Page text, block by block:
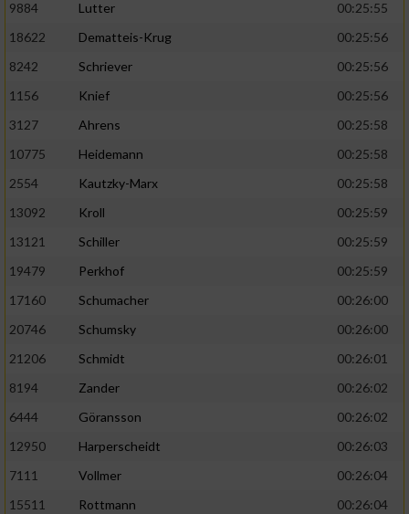
9884
Lutter
00:25:55
18622
Dematteis-Krug
00:25:56
8242
Schriever
00:25:56
1156
Knief
00:25:56
3127
Ahrens
00:25:58
10775
Heidemann
00:25:58
2554
Kautzky-Marx
00:25:58
13092
Kroll
00:25:59
13121
Schiller
00:25:59
19479
Perkhof
00:25:59
17160
Schumacher
00:26:00
20746
Schumsky
00:26:00
21206
Schmidt
00:26:01
8194
Zander
00:26:02
6444
Göransson
00:26:02
12950
Harperscheidt
00:26:03
7111
Vollmer
00:26:04
15511
Rottmann
00:26:04
Analyse von Zielgruppen durch Statistiken
verschiedenen Quellen
Verwendung reduzierter Daten zur Auswahl
IAB-Besonderheiten:
Verwendung genauer Standortdaten
Informationen identifizieren